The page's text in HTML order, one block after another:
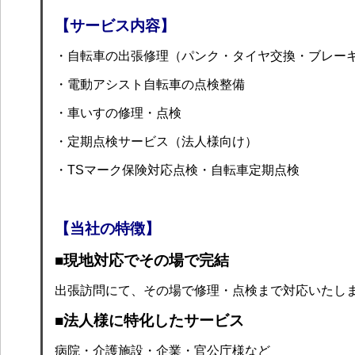
【サービス内容】
・自転車の出張修理（パンク・タイヤ交換・ブレー
・電動アシスト自転車の点検整備
・車いすの修理・点検
・定期点検サービス（法人様向け）
・TSマーク保険対応点検・自転車定期点検
【当社の特徴】
■現地対応でその場で完結
出張訪問にて、その場で修理・点検まで対応いたし
■法人様に特化したサービス
病院・介護施設・企業・官公庁様など